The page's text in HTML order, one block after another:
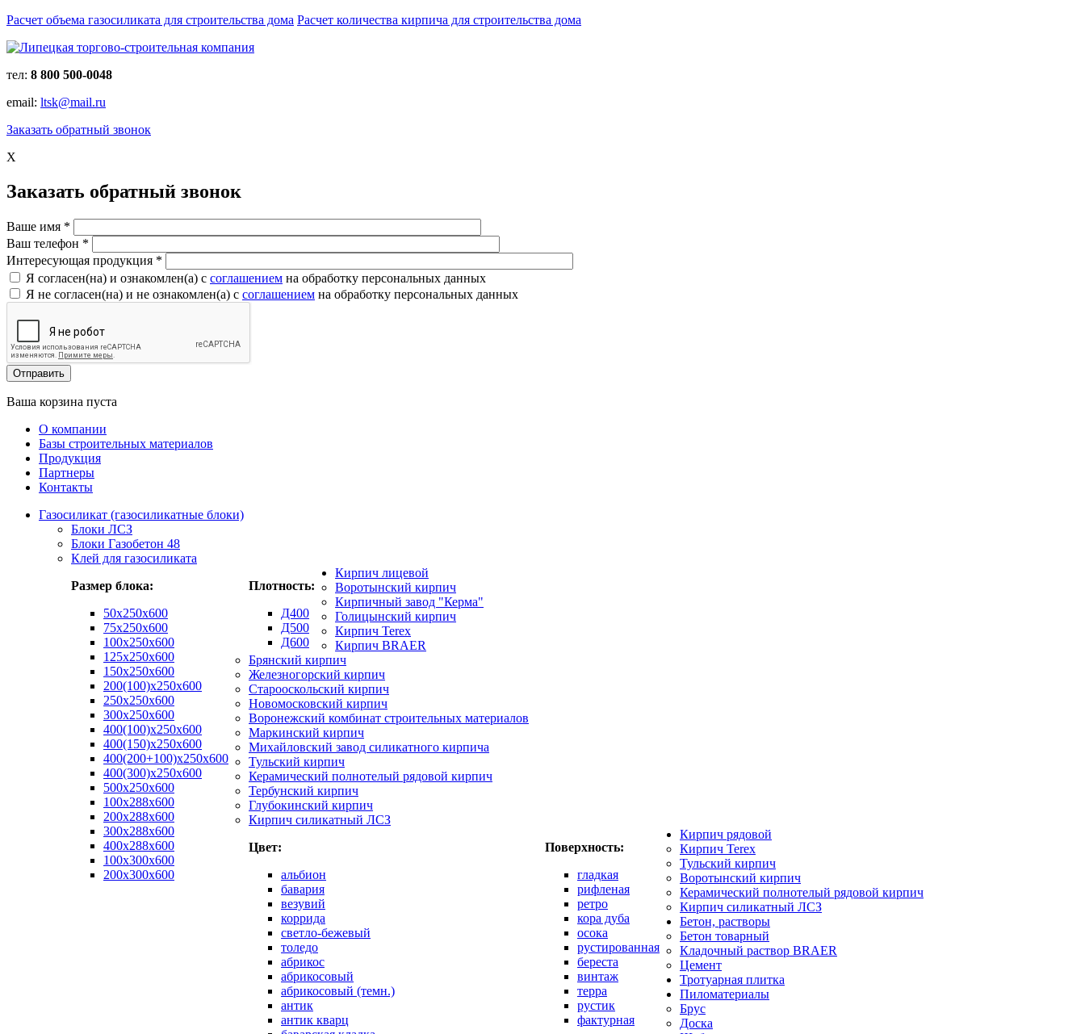
Расчет объема газосиликата для строительства дома Расчет количества кирпича для строительства дома
тел: 8 800 500-0048
email: ltsk@mail.ru
Заказать обратный звонок
X
Заказать обратный звонок
Ваше имя *
Ваш телефон *
Интересующая продукция *
Я согласен(на) и ознакомлен(a) с соглашением на обработку персональных данных
Я не согласен(на) и не ознакомлен(a) с соглашением на обработку персональных данных
Ваша корзина пуста
О компании
Базы строительных материалов
Продукция
Партнеры
Контакты
Газосиликат (газосиликатные блоки)
Блоки ЛСЗ
Блоки Газобетон 48
Клей для газосиликата
Размер блока:
50х250х600
75x250x600
100x250x600
125x250x600
150x250x600
200(100)x250x600
250x250x600
300x250x600
400(100)x250x600
400(150)x250x600
400(200+100)x250x600
400(300)x250x600
500x250x600
100x288x600
200x288x600
300x288x600
400x288x600
100х300х600
200х300х600
Плотность:
Д400
Д500
Д600
Кирпич лицевой
Воротынский кирпич
Кирпичный завод "Керма"
Голицынский кирпич
Кирпич Terex
Кирпич BRAER
Брянский кирпич
Железногорский кирпич
Старооскольский кирпич
Новомосковский кирпич
Воронежский комбинат строительных материалов
Маркинский кирпич
Михайловский завод силикатного кирпича
Тульский кирпич
Керамический полнотелый рядовой кирпич
Тербунский кирпич
Глубокинский кирпич
Кирпич силикатный ЛСЗ
Цвет:
альбион
бавария
везувий
коррида
светло-бежевый
толедо
абрикос
абрикосовый
абрикосовый (темн.)
антик
антик кварц
Поверхность:
гладкая
рифленая
ретро
кора дуба
осока
рустированная
береста
винтаж
терра
рустик
фактурная
Кирпич рядовой
Кирпич Terex
Тульский кирпич
Воротынский кирпич
Керамический полнотелый рядовой кирпич
Кирпич силикатный ЛСЗ
Бетон, растворы
Бетон товарный
Кладочный раствор BRAER
Цемент
Тротуарная плитка
Пиломатериалы
Брус
Доска